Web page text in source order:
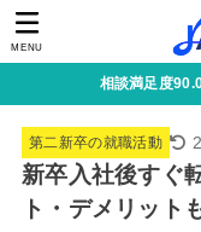
MENU
相談満足度
第二新卒の就職活動
新卒入社後すぐ
ト・デメリット